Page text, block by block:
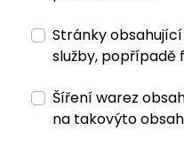
Stránky
služby, popřípadě
Šíření warez
na takovýto obsah